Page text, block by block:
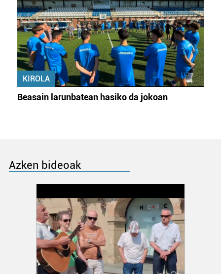
KIROLA
Beasain larunbatean hasiko da jokoan
Azken bideoak